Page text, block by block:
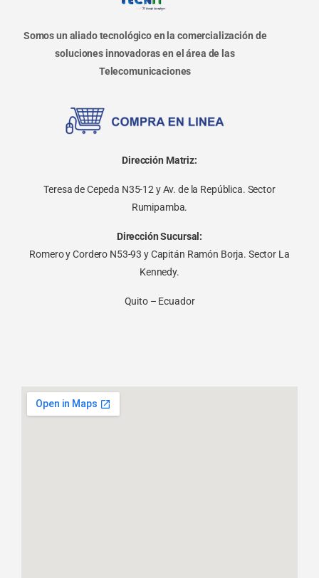
Somos un aliado tecnológico en la comercialización de
soluciones innovadoras en el área de las
Telecomunicaciones
Dirección Matriz:
Teresa de Cepeda N35-12 y Av. de la República. Sector
Rumipamba.
Dirección Sucursal:
Romero y Cordero N53-93 y Capitán Ramón Borja. Sector La
Kennedy.
Quito – Ecuador